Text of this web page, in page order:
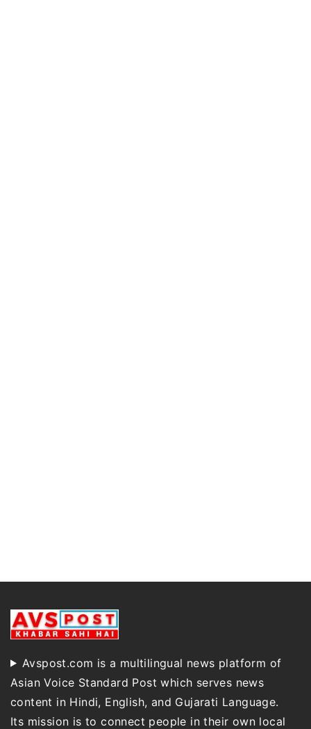
Avspost.com is a multilingual news platform of
Asian Voice Standard Post which serves news
content in Hindi, English, and Gujarati Language.
Its mission is to connect people in their own local